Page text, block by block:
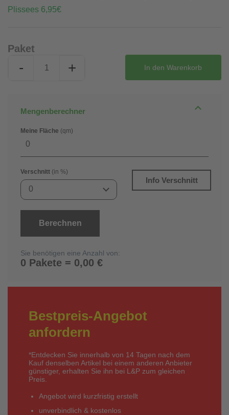
Plissees 6,95€
Paket
- + In den Warenkorb
Mengenberechner
Meine Fläche (qm)
Verschnitt (in %)
0
Info Verschnitt
Berechnen
Sie benötigen eine Anzahl von:
0 Pakete = 0,00 €
Bestpreis-Angebot
anfordern
*Entdecken Sie innerhalb von 14 Tagen nach dem
Kauf denselben Artikel bei einem anderen Anbieter
günstiger, erhalten Sie ihn bei L&P zum gleichen
Preis.
Angebot wird kurzfristig erstellt
unverbindlich & kostenlos